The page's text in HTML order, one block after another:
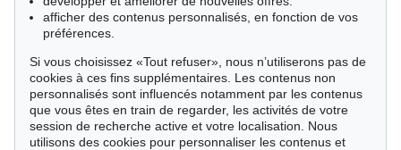
Trier par:
Tous les objets
Offres actuelles
Objets vendus
afficher des contenus personnalisés, en fonction de vos
préférences.
Si vous choisissez «Tout refuser», nous n’utiliserons pas de
cookies à ces fins supplémentaires. Les contenus non
personnalisés sont influencés notamment par les contenus
que vous êtes en train de regarder, les activités de votre
session de recherche active et votre localisation. Nous
utilisons des cookies pour personnaliser les contenus et